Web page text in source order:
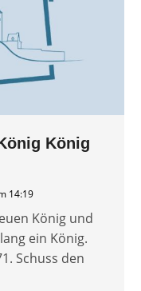
König
14:19
König und
ein König.
Schuss den